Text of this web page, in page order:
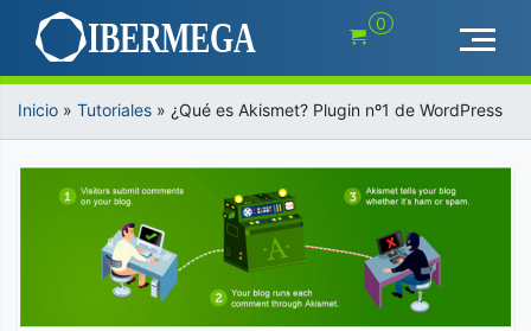
contenido
0
Inicio » Tutoriales » ¿Qué es Akismet? Plugin nº1 de WordPress